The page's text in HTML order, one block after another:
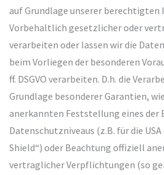
auf Grundlage unserer berechtigten
Vorbehaltlich gesetzlicher oder
verarbeiten oder lassen wir die
beim Vorliegen der besonderen
ff. DSGVO verarbeiten. D.h. die
Grundlage besonderer Garantien,
anerkannten Feststellung eines der
Datenschutzniveaus (z.B. für die USA
Shield“) oder Beachtung offiziell
vertraglicher Verpflichtungen (so